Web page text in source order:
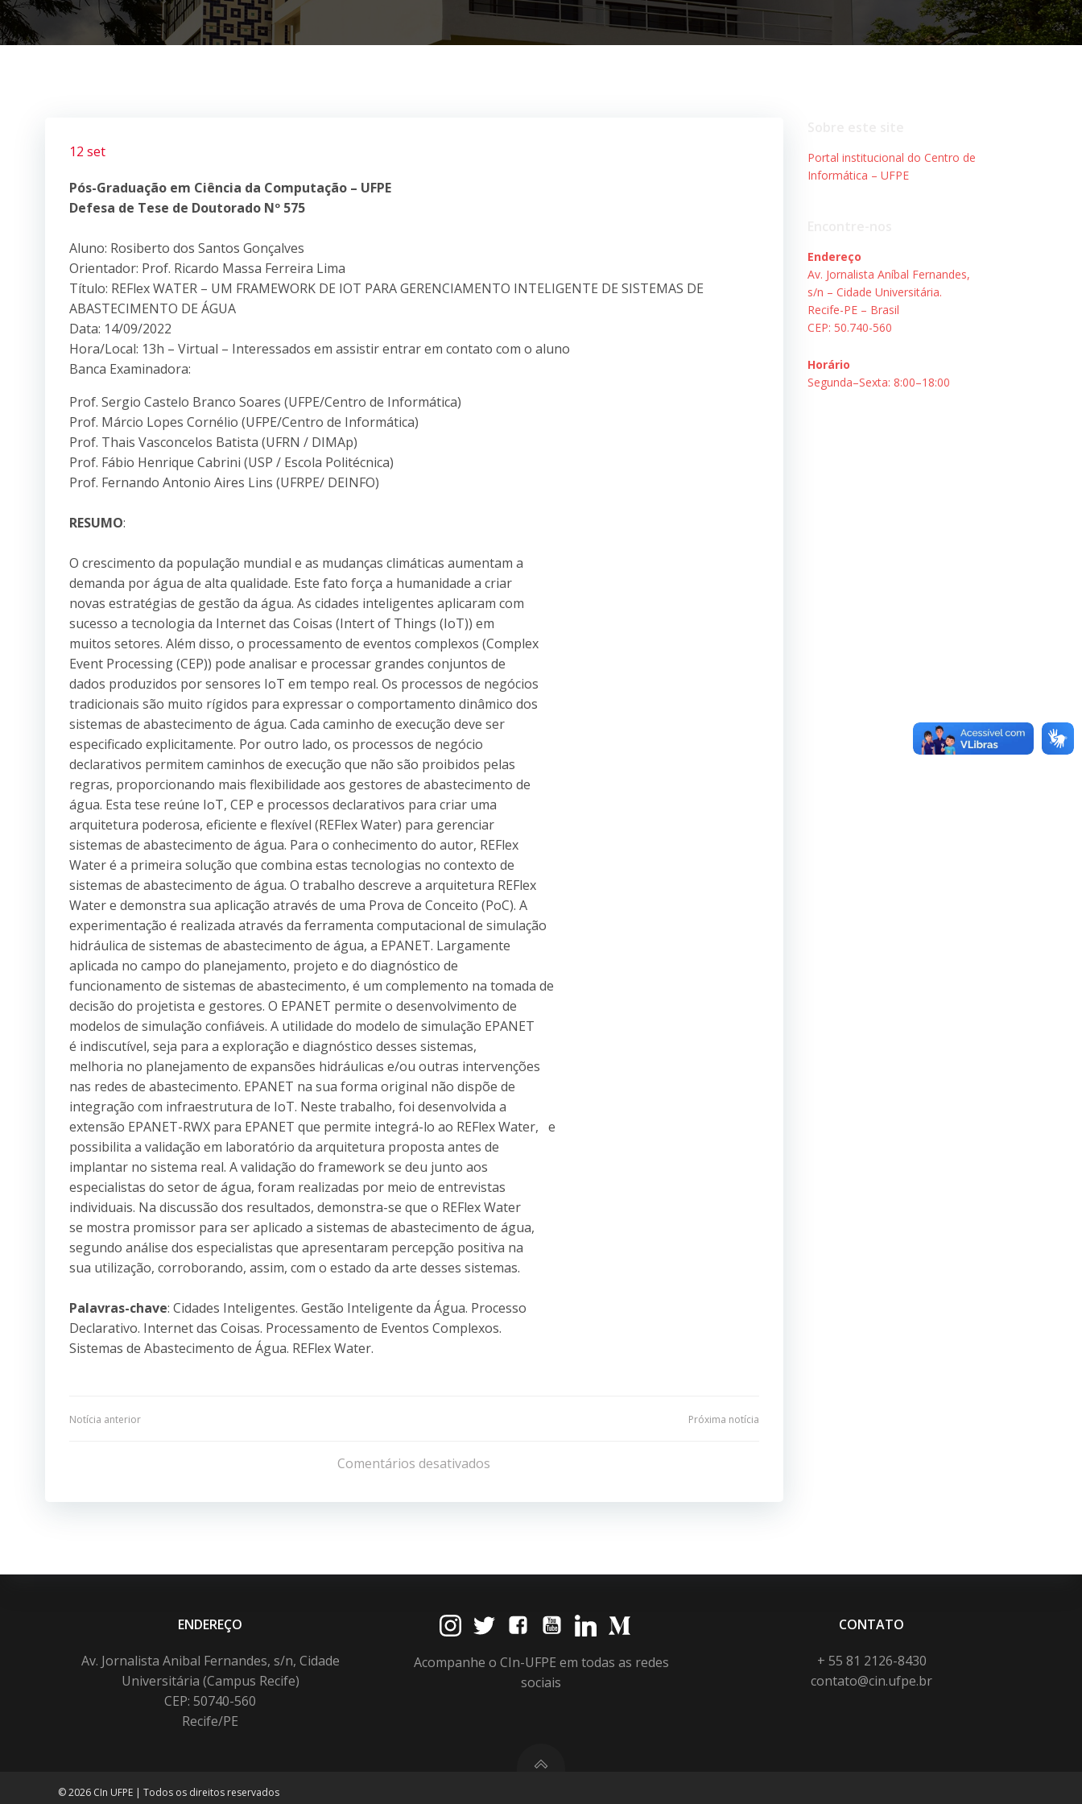
12 set
Pós-Graduação em Ciência da Computação – UFPE
Defesa de Tese de Doutorado Nº 575
Aluno: Rosiberto dos Santos Gonçalves
Orientador: Prof. Ricardo Massa Ferreira Lima
Título: REFlex WATER – UM FRAMEWORK DE IOT PARA GERENCIAMENTO INTELIGENTE DE SISTEMAS DE
ABASTECIMENTO DE ÁGUA
Data: 14/09/2022
Hora/Local: 13h – Virtual – Interessados em assistir entrar em contato com o aluno
Banca Examinadora:
Prof. Sergio Castelo Branco Soares (UFPE/Centro de Informática)
Prof. Márcio Lopes Cornélio (UFPE/Centro de Informática)
Prof. Thais Vasconcelos Batista (UFRN / DIMAp)
Prof. Fábio Henrique Cabrini (USP / Escola Politécnica)
Prof. Fernando Antonio Aires Lins (UFRPE/ DEINFO)
RESUMO:
O crescimento da população mundial e as mudanças climáticas aumentam a
demanda por água de alta qualidade. Este fato força a humanidade a criar
novas estratégias de gestão da água. As cidades inteligentes aplicaram com
sucesso a tecnologia da Internet das Coisas (Intert of Things (IoT)) em
muitos setores. Além disso, o processamento de eventos complexos (Complex
Event Processing (CEP)) pode analisar e processar grandes conjuntos de
dados produzidos por sensores IoT em tempo real. Os processos de negócios
tradicionais são muito rígidos para expressar o comportamento dinâmico dos
sistemas de abastecimento de água. Cada caminho de execução deve ser
especificado explicitamente. Por outro lado, os processos de negócio
declarativos permitem caminhos de execução que não são proibidos pelas
regras, proporcionando mais flexibilidade aos gestores de abastecimento de
água. Esta tese reúne IoT, CEP e processos declarativos para criar uma
arquitetura poderosa, eficiente e flexível (REFlex Water) para gerenciar
sistemas de abastecimento de água. Para o conhecimento do autor, REFlex
Water é a primeira solução que combina estas tecnologias no contexto de
sistemas de abastecimento de água. O trabalho descreve a arquitetura REFlex
Water e demonstra sua aplicação através de uma Prova de Conceito (PoC). A
experimentação é realizada através da ferramenta computacional de simulação
hidráulica de sistemas de abastecimento de água, a EPANET. Largamente
aplicada no campo do planejamento, projeto e do diagnóstico de
funcionamento de sistemas de abastecimento, é um complemento na tomada de
decisão do projetista e gestores. O EPANET permite o desenvolvimento de
modelos de simulação confiáveis. A utilidade do modelo de simulação EPANET
é indiscutível, seja para a exploração e diagnóstico desses sistemas,
melhoria no planejamento de expansões hidráulicas e/ou outras intervenções
nas redes de abastecimento. EPANET na sua forma original não dispõe de
integração com infraestrutura de IoT. Neste trabalho, foi desenvolvida a
extensão EPANET-RWX para EPANET que permite integrá-lo ao REFlex Water, e
possibilita a validação em laboratório da arquitetura proposta antes de
implantar no sistema real. A validação do framework se deu junto aos
especialistas do setor de água, foram realizadas por meio de entrevistas
individuais. Na discussão dos resultados, demonstra-se que o REFlex Water
se mostra promissor para ser aplicado a sistemas de abastecimento de água,
segundo análise dos especialistas que apresentaram percepção positiva na
sua utilização, corroborando, assim, com o estado da arte desses sistemas.
Palavras-chave: Cidades Inteligentes. Gestão Inteligente da Água. Processo
Declarativo. Internet das Coisas. Processamento de Eventos Complexos.
Sistemas de Abastecimento de Água. REFlex Water.
Navegação
Post
Notícia anterior
de
Post
Próxima notícia
Comentários desativados
Portal institucional do Centro de
Informática – UFPE
Endereço
Av. Jornalista Aníbal Fernandes,
s/n – Cidade Universitária.
Recife-PE – Brasil
CEP: 50.740-560
Horário
Segunda–Sexta: 8:00–18:00
ENDEREÇO
Av. Jornalista Anibal Fernandes, s/n, Cidade
Universitária (Campus Recife)
CEP: 50740-560
Recife/PE
Acompanhe o CIn-UFPE em todas as redes
sociais
CONTATO
+ 55 81 2126-8430
contato@cin.ufpe.br
© 2026 CIn UFPE | Todos os direitos reservados